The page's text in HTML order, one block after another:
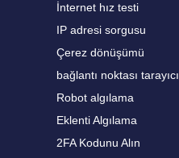
İnternet hız testi
IP adresi sorgusu
Çerez dönüşümü
bağlantı noktası tarayıcı
Robot algılama
Eklenti Algılama
2FA Kodunu Alın